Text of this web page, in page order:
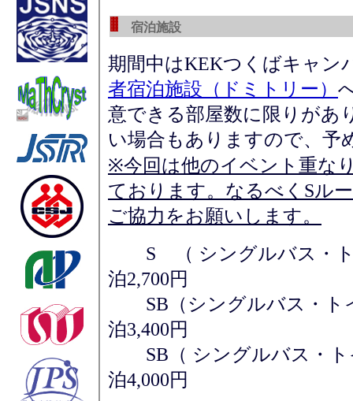
宿泊施設
期間中はKEKつくばキャン
者宿泊施設（ドミトリー）
意できる部屋数に限りがあ
い場合もありますので、予
※今回は他のイベント重な
ております。なるべくSル
ご協力をお願いします。
S （ シングルバ
泊2,700円
SB（シングルバス・ト
泊3,400円
SB（ シングルバス・
泊4,000円